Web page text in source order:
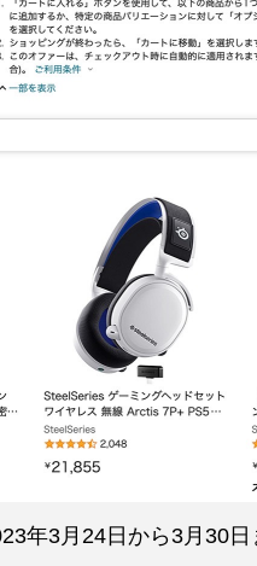
年3月24日から3月30